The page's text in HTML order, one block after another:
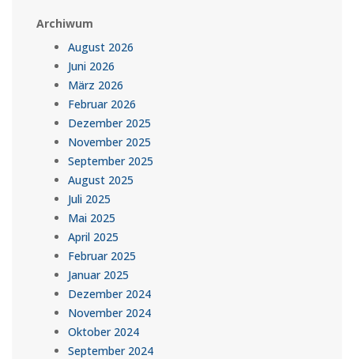
Archiwum
August 2026
Juni 2026
März 2026
Februar 2026
Dezember 2025
November 2025
September 2025
August 2025
Juli 2025
Mai 2025
April 2025
Februar 2025
Januar 2025
Dezember 2024
November 2024
Oktober 2024
September 2024